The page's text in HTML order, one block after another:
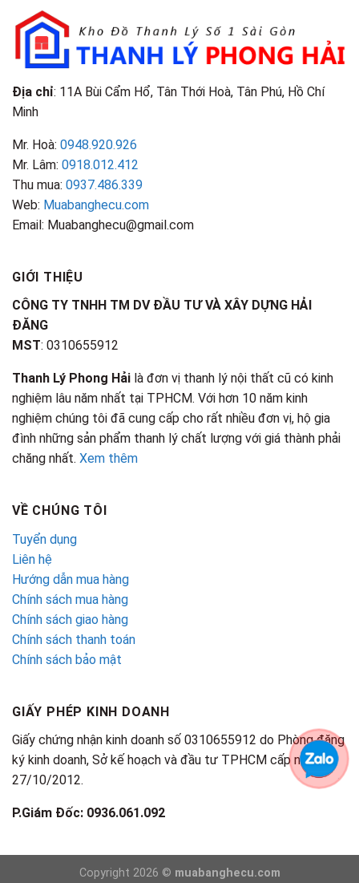
Điểm
Nhận
Biết
Địa chỉ: 11A Bùi Cẩm Hổ, Tân Thới Hoà, Tân Phú, Hồ Chí
Minh
Mr. Hoà: 0948.920.926
Mr. Lâm: 0918.012.412
Thu mua: 0937.486.339
Web: Muabanghecu.com
Email: Muabanghecu@gmail.com
GIỚI THIỆU
CÔNG TY TNHH TM DV ĐẦU TƯ VÀ XÂY DỰNG HẢI
ĐĂNG
MST: 0310655912
Thanh Lý Phong Hải là đơn vị thanh lý nội thất cũ có kinh
nghiệm lâu năm nhất tại TPHCM. Với hơn 10 năm kinh
nghiệm chúng tôi đã cung cấp cho rất nhiều đơn vị, hộ gia
đình những sản phẩm thanh lý chất lượng với giá thành phải
chăng nhất. Xem thêm
VỀ CHÚNG TÔI
Tuyển dụng
Liên hệ
Hướng dẫn mua hàng
Chính sách mua hàng
Chính sách giao hàng
Chính sách thanh toán
Chính sách bảo mật
GIẤY PHÉP KINH DOANH
Giấy chứng nhận kinh doanh số 0310655912 do Phòng đăng
ký kinh doanh, Sở kế hoạch và đầu tư TPHCM cấp ngày
27/10/2012.
P.Giám Đốc: 0936.061.092
Copyright 2026 © muabanghecu.com